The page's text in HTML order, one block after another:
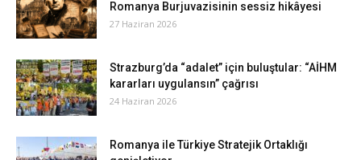
Romanya Burjuvazisinin sessiz hikâyesi
27 Haziran 2026
Strazburg’da “adalet” için buluştular: “AİHM
kararları uygulansın” çağrısı
24 Haziran 2026
Romanya ile Türkiye Stratejik Ortaklığı